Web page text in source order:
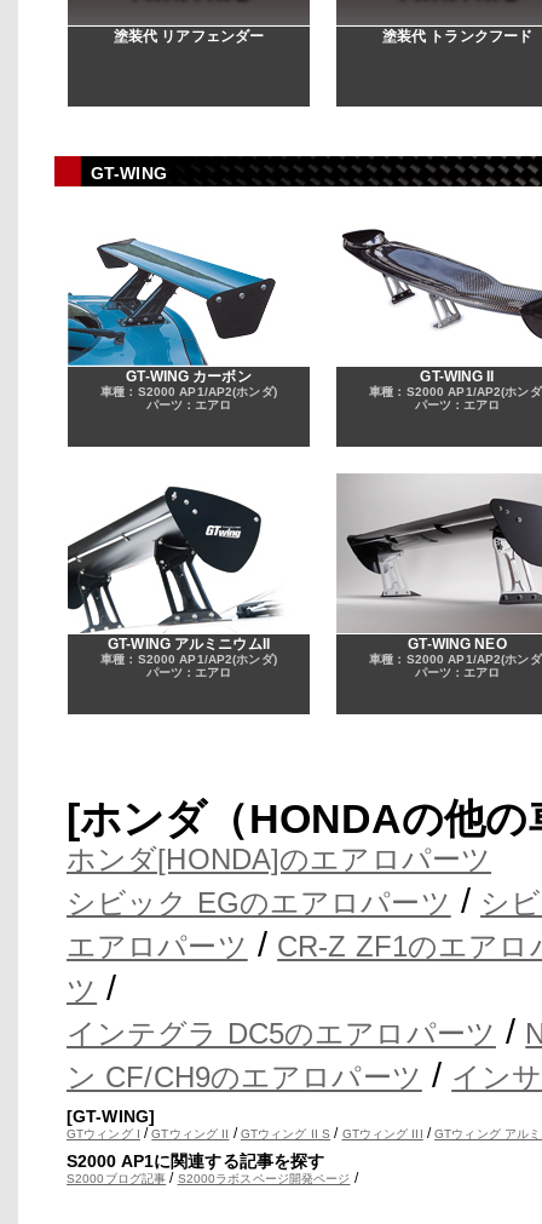
塗装代 リアフェンダー 塗装代 トランクフード
GT-WING
GT-WING カーボン
車種：S2000 AP1/AP2(ホンダ)
パーツ：エアロ
GT-WING II
車種：S2000 AP1/AP2(ホン
パーツ：エアロ
GT-WING アルミニウムII
車種：S2000 AP1/AP2(ホンダ)
パーツ：エアロ
GT-WING NEO
車種：S2000 AP1/AP2(ホン
パーツ：エアロ
[ホンダ（HONDAの他
ホンダ[HONDA]のエアロパーツ
シビック EGのエアロパーツ / シ
エアロパーツ / CR-Z ZF1のエアロ
ツ /
インテグラ DC5のエアロパーツ /
ン CF/CH9のエアロパーツ / イン
[GT-WING]
GTウィング I /GTウィング II /GTウィング II S / GTウィング III /GTウィング アル
S2000 AP1に関連する記事を探す
S2000ブログ記事 / S2000ラボスページ開発ページ /